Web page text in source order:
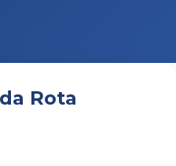
Rota